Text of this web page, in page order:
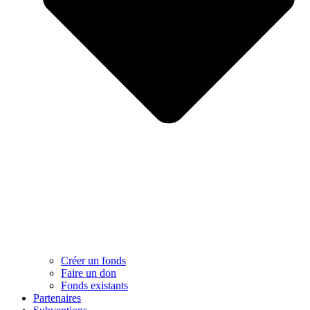
Créer un fonds
Faire un don
Fonds existants
Partenaires